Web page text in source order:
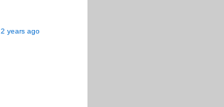
2 years ago